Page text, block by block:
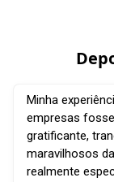
Minha
empresas
gratificante,
maravilhosos
realmente